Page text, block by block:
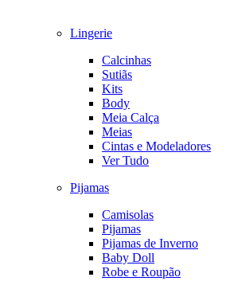
Lingerie
Calcinhas
Sutiãs
Kits
Body
Meia Calça
Meias
Cintas e Modeladores
Ver Tudo
Pijamas
Camisolas
Pijamas
Pijamas de Inverno
Baby Doll
Robe e Roupão